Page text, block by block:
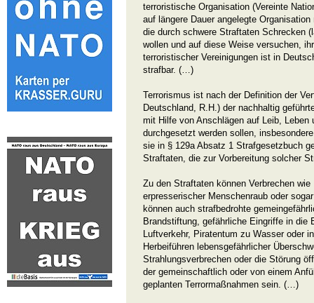
terroristische Organisation (Vereinte
auf längere Dauer angelegte
die durch schwere Straftaten Schrecken
wollen und auf diese Weise versuchen,
terroristischer Vereinigungen ist in
strafbar. (…)
Terrorismus ist nach der Definition der
Deutschland, R.H.) der nachhaltig
mit Hilfe von Anschlägen auf Leib, Leben
durchgesetzt werden sollen,
sie in § 129a Absatz 1 Strafgesetzbuch
Straftaten, die zur Vorbereitung solcher
Zu den Straftaten können Verbrechen
erpresserischer Menschenraub oder
können auch strafbedrohte
Brandstiftung, gefährliche Eingriffe in die
Luftverkehr, Piratentum zu Wasser oder
Herbeiführen lebensgefährlicher
Strahlungsverbrechen oder die Störung
der gemeinschaftlich oder von einem
geplanten Terrormaßnahmen sein. (…)